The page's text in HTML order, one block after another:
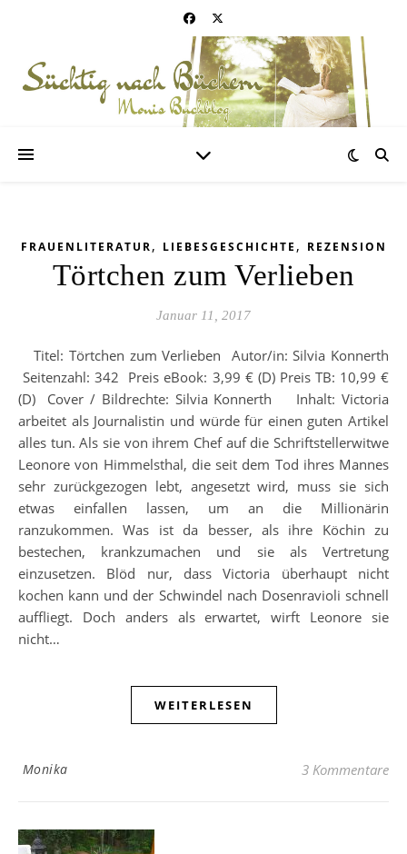
FRAUENLITERATUR, LIEBESGESCHICHTE , REZENSION
Törtchen zum Verlieben
Januar 11, 2017
Titel: Törtchen zum Verlieben Autor/in: Silvia Konnerth
Seitenzahl: 342 Preis eBook: 3,99 € (D) Preis TB: 10,99 €
(D) Cover / Bildrechte: Silvia Konnerth Inhalt: Victoria
arbeitet als Journalistin und würde für einen guten Artikel
alles tun. Als sie von ihrem Chef auf die Schriftstellerwitwe
Leonore von Himmelsthal, die seit dem Tod ihres Mannes
sehr zurückgezogen lebt, angesetzt wird, muss sie sich
etwas einfallen lassen, um an die Millionärin
ranzukommen. Was ist da besser, als ihre Köchin zu
bestechen, krankzumachen und sie als Vertretung
einzusetzen. Blöd nur, dass Victoria überhaupt nicht
kochen kann und der Schwindel nach Dosenravioli schnell
auffliegt. Doch anders als erwartet, wirft Leonore sie
nicht…
WEITERLESEN
Monika 3 Kommentare